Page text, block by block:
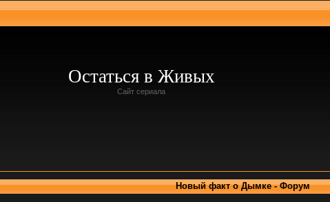
Остаться в Живых
Сайт сериала
Новый факт о Дымке - Форум